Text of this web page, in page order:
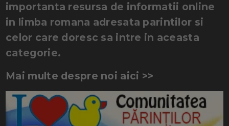
importanta resursa de informatii online
in limba romana adresata parintilor si
celor care doresc sa intre in aceasta
categorie.
Mai multe despre noi aici >>